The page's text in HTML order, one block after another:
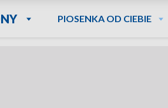
PIOSENKA OD CIEBIE